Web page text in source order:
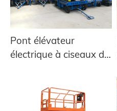
Pont élévateur
électrique à ciseaux de